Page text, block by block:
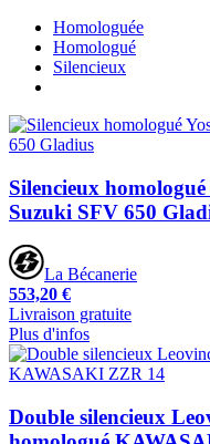
Homologuée
Homologué
Silencieux
Silencieux
Suzuki SFV 650
La Bécanerie
553,20 €
Livraison gratuite
Plus d'infos
Double silencieux